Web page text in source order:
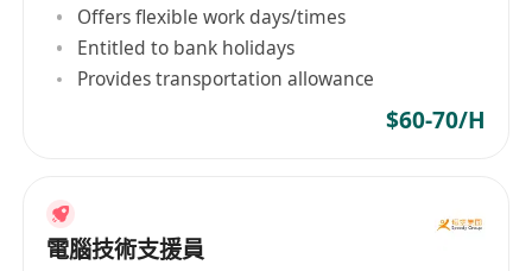
8:30am）。
有意者可致電******或通過Whatsapp聯繫
******。
Offers flexible work days/times
Entitled to bank holidays
Provides transportation allowance
$60-70/H
電腦技術支援員